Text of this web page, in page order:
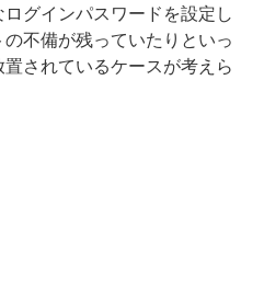
グインパスワードを設定し
不備が残っていたりといっ
されているケースが考えら